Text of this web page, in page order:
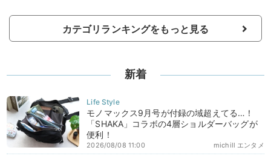
カテゴリランキングをもっと見る
新着
モノマックス9月号が付録の域超えてる…！
「SHAKA」コラボの4層ショルダーバッグが
便利！
michill エンタメ
2026/08/08 11:00